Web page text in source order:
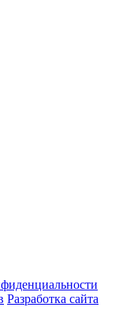
Разработка сайта